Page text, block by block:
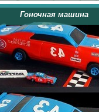
Гоночная машина